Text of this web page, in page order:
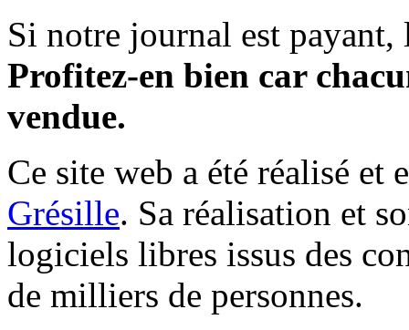
Si notre journal est payant,
Profitez-en bien car
vendue.
Ce site web a été réalisé et
Grésille. Sa réalisation et
logiciels libres issus des
de milliers de personnes.